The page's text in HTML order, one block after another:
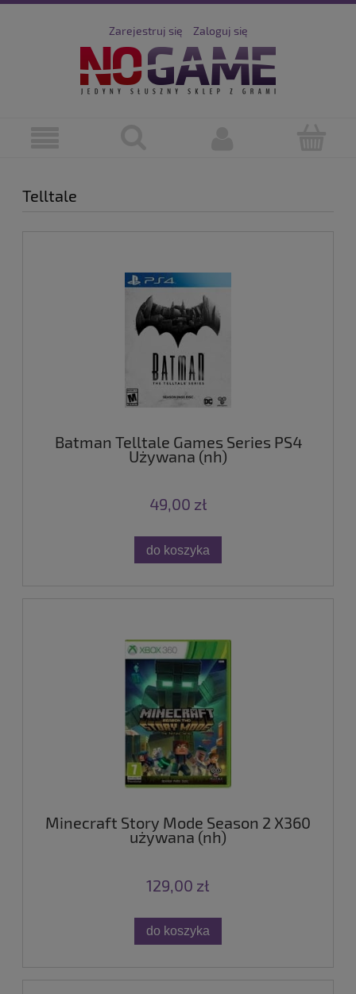
Zarejestruj się Zaloguj się
Telltale
Batman Telltale Games Series PS4
Używana (nh)
49,00 zł
do koszyka
Minecraft Story Mode Season 2 X360
używana (nh)
129,00 zł
do koszyka